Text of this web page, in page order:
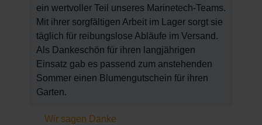
ein wertvoller Teil unseres Marinetech-Teams.
Mit ihrer sorgfältigen Arbeit im Lager sorgt sie
täglich für reibungslose Abläufe im Versand.
Als Dankeschön für ihren langjährigen
Einsatz gab es passend zum anstehenden
Sommer einen Blumengutschein für ihren
Garten.
Wir sagen Danke